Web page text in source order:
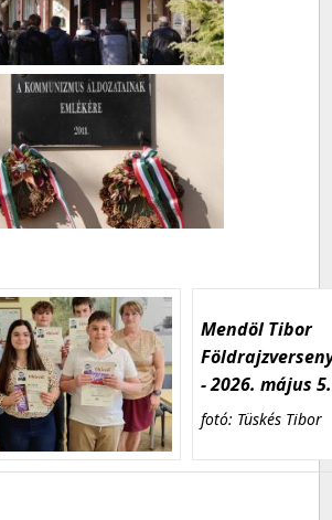
Mendöl Tibor
- 2026. május 5.
fotó: Tüskés Tibor